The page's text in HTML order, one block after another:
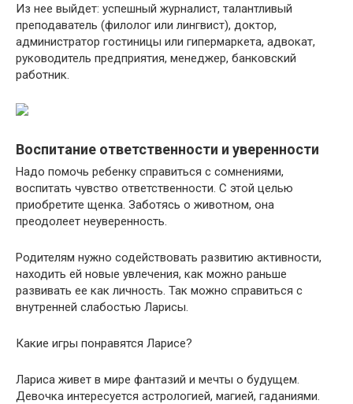
Из нее выйдет: успешный журналист, талантливый
преподаватель (филолог или лингвист), доктор,
администратор гостиницы или гипермаркета, адвокат,
руководитель предприятия, менеджер, банковский
работник.
Воспитание ответственности и уверенности
Надо помочь ребенку справиться с сомнениями,
воспитать чувство ответственности. С этой целью
приобретите щенка. Заботясь о животном, она
преодолеет неуверенность.
Родителям нужно содействовать развитию активности,
находить ей новые увлечения, как можно раньше
развивать ее как личность. Так можно справиться с
внутренней слабостью Ларисы.
Какие игры понравятся Ларисе?
Лариса живет в мире фантазий и мечты о будущем.
Девочка интересуется астрологией, магией, гаданиями.